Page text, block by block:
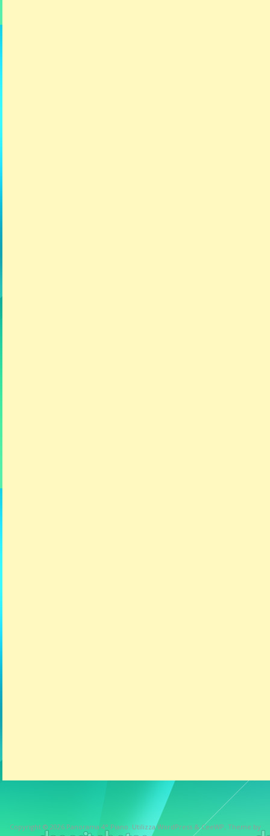
Copyright © 2026 Panorama 4° Piano . Utilizza WordPress&CeeWP, Theme by